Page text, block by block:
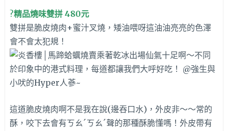
?精品燒味雙拼 480元
雙拼是脆皮燒肉+蜜汁叉燒，矮油喂呀這油油亮亮的色澤
會不會太犯規！
這道脆皮燒肉啊不是我在說(邊吞口水)，外皮非～～常的
酥，咬下去會有ㄎㄠˊㄎㄠˊ聲的那種酥脆懂嗎！外皮帶有